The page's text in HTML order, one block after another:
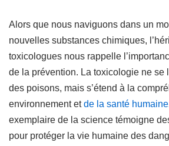
Alors que nous naviguons dans un
nouvelles substances chimiques,
toxicologues nous rappelle
de la prévention. La toxicologie ne se
des poisons, mais s’étend à la
environnement etde la santé humaine
exemplaire de la science témoigne
pour protéger la vie humaine des